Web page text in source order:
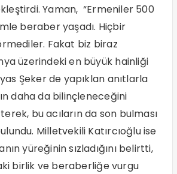
Yaman, “Ermeniler 500
beraber yaşadı. Hiçbir
Fakat biz biraz
üzerindeki en büyük hainliği
Şeker de yapıklan anıtlarla
daha da bilinçleneceğini
bu acıların da son bulması
Milletvekili Katırcıoğlu ise
yüreğinin sızladığını belirtti,
birlik ve beraberliğe vurgu